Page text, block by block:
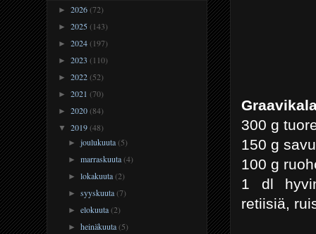
300 g
150 g
100 g
1 dl
retiisiä,
► 2026(72)
► 2025(143)
► 2024(197)
► 2023 (110)
► 2022(52)
► 2021 (70)
► 2020(84)
▼ 2019(48)
►joulukuuta(5)
►marraskuuta(4)
►lokakuuta(2)
►syyskuuta(7)
►elokuuta(2)
►heinäkuuta(5)